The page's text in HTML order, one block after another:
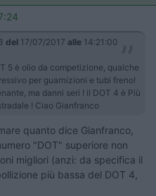
del 17/07/2017 alle 14:21:00
5 è olio da competizione, qualche
per guarnizioni e tubi freno!
ma danni seri ! il DOT 4 è Più
! Ciao Gianfranco
quanto dice Gianfranco,
"DOT" superiore non
migliori (anzi: da specifica il
più bassa del DOT 4,